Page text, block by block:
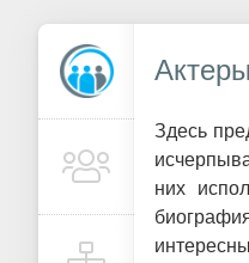
Здесь
них